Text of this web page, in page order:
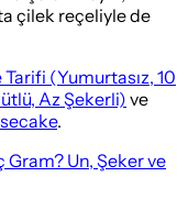
çilek reçeliyle de
(Yumurtasız, 10
Az Şekerli) ve
.
Gram? Un, Şeker ve